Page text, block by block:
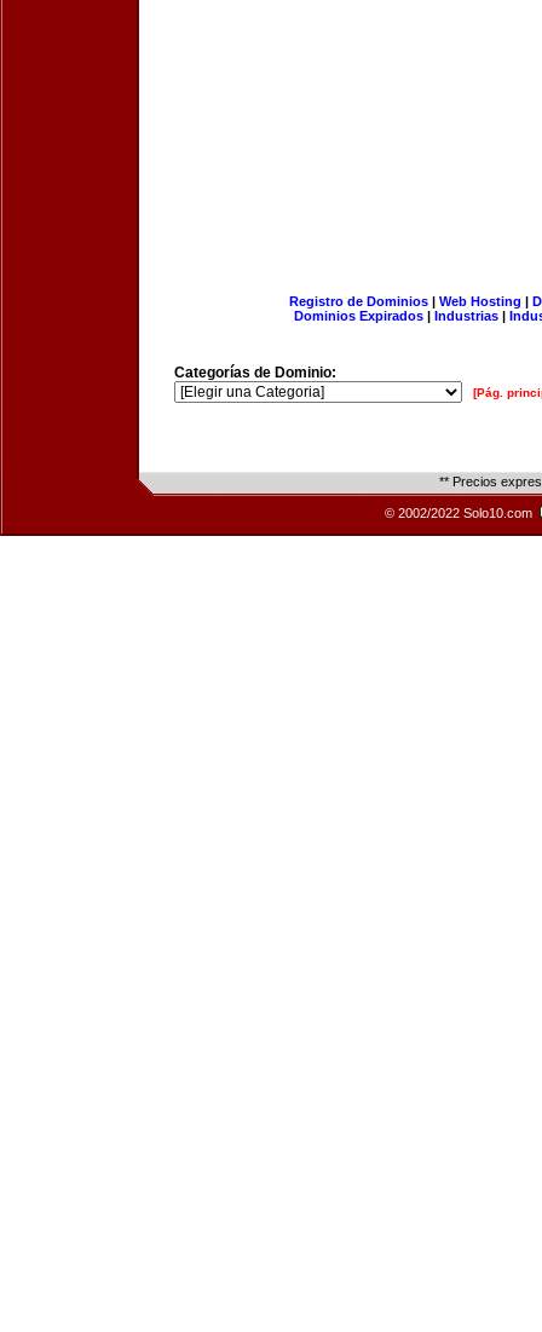
Registro de Dominios| Web Hosting |
Dominios Expirados | Industrias |
Categorías de Dominio:
[Pág.
** Precios
© 2002/2022 Solo10.com